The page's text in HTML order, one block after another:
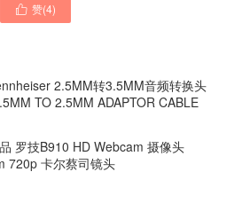
 赞(4)
2.5MM转3.5MM音频转换头
TO 2.5MM ADAPTOR CABLE
罗技B910 HD Webcam 摄像头
720p 卡尔蔡司镜头